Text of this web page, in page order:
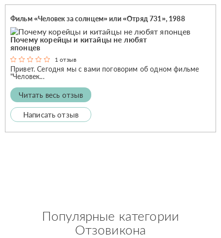
Фильм «Человек за солнцем» или «Отряд 731», 1988
Почему корейцы и китайцы не любят
японцев
1 отзыв
Привет. Сегодня мы с вами поговорим об одном фильме
"Человек...
Читать весь отзыв
Написать отзыв
Популярные категории
Отзовикона